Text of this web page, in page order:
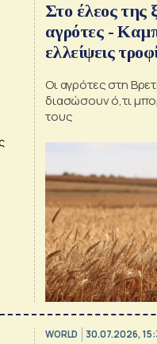
Στο έλεος της
αγρότες -
ελλείψεις
Οι αγρότες στη
διασώσουν ό,τι
τους
WORLD 30.07.2026,